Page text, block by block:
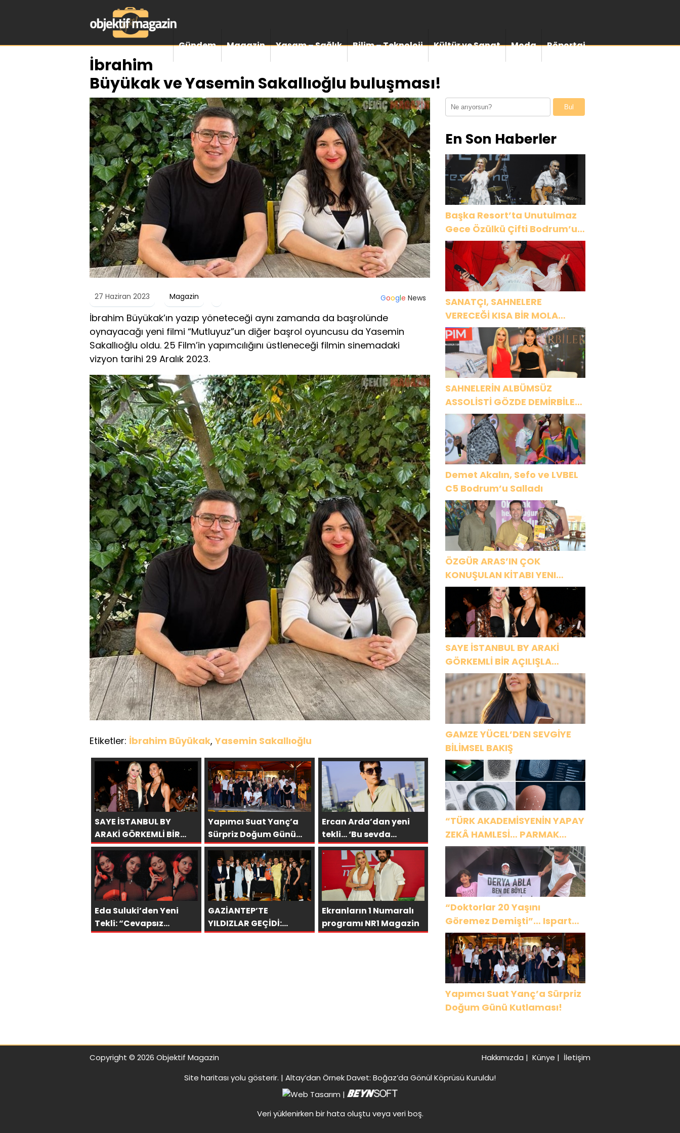
Gündem Magazin Yaşam – Sağlık Bilim – Teknoloji Kültür ve Sanat Moda Röportaj
İbrahim
Büyükak ve Yasemin Sakallıoğlu buluşması!
27 Haziran 2023 Magazin Google News
İbrahim Büyükak’ın yazıp yöneteceği aynı zamanda da başrolünde
oynayacağı yeni filmi “Mutluyuz”un diğer başrol oyuncusu da Yasemin
Sakallıoğlu oldu. 25 Film’in yapımcılığını üstleneceği filmin sinemadaki
vizyon tarihi 29 Aralık 2023.
Etiketler: İbrahim Büyükak, Yasemin Sakallıoğlu
SAYE İSTANBUL BY
ARAKİ GÖRKEMLİ BİR
AÇILIŞLA KAPILARINI
AÇTI!
Yapımcı Suat Yanç’a
Sürpriz Doğum Günü
Kutlaması!
Ercan Arda’dan yeni
tekli… ‘Bu sevda
bitmez’
Eda Suluki’den Yeni
Tekli: “Cevapsız
Sorular”
GAZİANTEP’TE
YILDIZLAR GEÇİDİ:
ŞAMDANCI VE BY
Ekranların 1 Numaralı
programı NR1 Magazin
Bul
En Son Haberler
Başka Resort’ta Unutulmaz
Gece Özülkü Çifti Bodrum’u
Büyüledi
SANATÇI, SAHNELERE
VERECEĞİ KISA BİR MOLA
ÖNCESİ 13 AĞUSTOS’TA SON
KEZ HARBİYE’DE OLACAK!
SAHNELERİN ALBÜMSÜZ
ASSOLİSTİ GÖZDE DEMİRBİLEK,
NR1 MAGAZİN’DE: “SON
ASSOLİST OLARAK VAR
OLACAĞIM!”
Demet Akalın, Sefo ve LVBEL
C5 Bodrum’u Salladı
ÖZGÜR ARAS’IN ÇOK
KONUŞULAN KİTABI YENI
BASKISINI TITANIC LUXURY
COLLECTION BODRUM’DA
KUTLADI
SAYE İSTANBUL BY ARAKİ
GÖRKEMLİ BİR AÇILIŞLA
KAPILARINI AÇTI!
GAMZE YÜCEL’DEN SEVGİYE
BİLİMSEL BAKIŞ
“TÜRK AKADEMİSYENİN YAPAY
ZEKÂ HAMLESİ… PARMAK
İZİNDEN KİŞİYE ÖZEL ANALİZ”
“Doktorlar 20 Yaşını
Göremez Demişti”… Ispartalı
Çağlar Özyiğit’in Derya
Bedavacı Buluşması
Duygulandırdı
Yapımcı Suat Yanç’a Sürpriz
Doğum Günü Kutlaması!
Copyright © 2026 Objektif Magazin Hakkımızda | Künye | İletişim
Site haritası yolu gösterir. | Altay’dan Örnek Davet: Boğaz’da Gönül Köprüsü Kuruldu!
|
Veri yüklenirken bir hata oluştu veya veri boş.